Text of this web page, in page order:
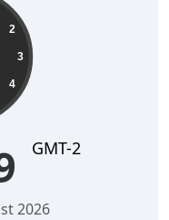
2
3
4
GMT-2
2026